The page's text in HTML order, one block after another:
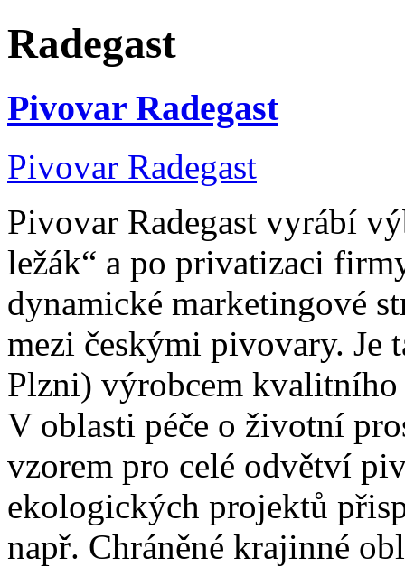
Radegast
Pivovar Radegast
Pivovar Radegast
Pivovar Radegast vyrábí
ležák“ a po privatizaci
dynamické marketingové
mezi českými pivovary.
Plzni) výrobcem
V oblasti péče o životní
vzorem pro celé odvětví
ekologických projektů
např. Chráněné krajinné